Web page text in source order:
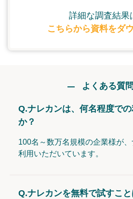
詳細な調査結果
こちらから資料をダ
よくある質問
Q.ナレカンは、何名程度で
か？
100名～数万名規模の企業様が
利用いただいています。
Q.ナレカンを無料で試すこ